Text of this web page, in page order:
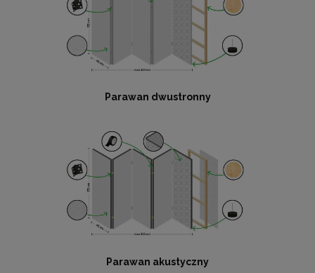
Parawan dwustronny
Parawan akustyczny